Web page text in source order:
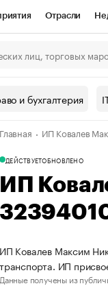
Отрасли
Проверка
валюты
и бухгалтерия
Главная ИП Ковалев
ДЕЙСТВУЕТОБНОВЛЕНО
ИП
ИП Ковалев Максим
транспорта. ИП
Данные получены из